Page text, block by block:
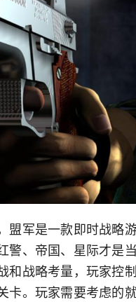
盟军是一款即时战略
警、帝国、星际才是
和战略考量，玩家控
卡。玩家需要考虑的